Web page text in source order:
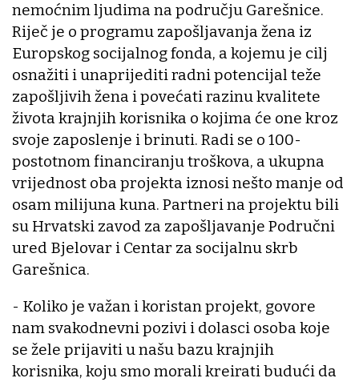
nemoćnim ljudima na području Garešnice.
Riječ je o programu zapošljavanja žena iz
Europskog socijalnog fonda, a kojemu je cilj
osnažiti i unaprijediti radni potencijal teže
zapošljivih žena i povećati razinu kvalitete
života krajnjih korisnika o kojima će one kroz
svoje zaposlenje i brinuti. Radi se o 100-
postotnom financiranju troškova, a ukupna
vrijednost oba projekta iznosi nešto manje od
osam milijuna kuna. Partneri na projektu bili
su Hrvatski zavod za zapošljavanje Područni
ured Bjelovar i Centar za socijalnu skrb
Garešnica.
- Koliko je važan i koristan projekt, govore
nam svakodnevni pozivi i dolasci osoba koje
se žele prijaviti u našu bazu krajnjih
korisnika, koju smo morali kreirati budući da